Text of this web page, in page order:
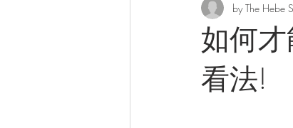
Monthly Horoscope 每月星座
如何
看法!
by The Hebe